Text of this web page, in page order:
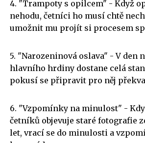
4. "Trampoty s opilcem" - Když
nehodu, četníci ho musí chtě
umožnit mu projít si procesem
5. "Narozeninová oslava" - V den
hlavního hrdiny dostane celá
pokusí se připravit pro něj
6. "Vzpomínky na minulost" -
četníků objevuje staré fotografie
let, vrací se do minulosti a